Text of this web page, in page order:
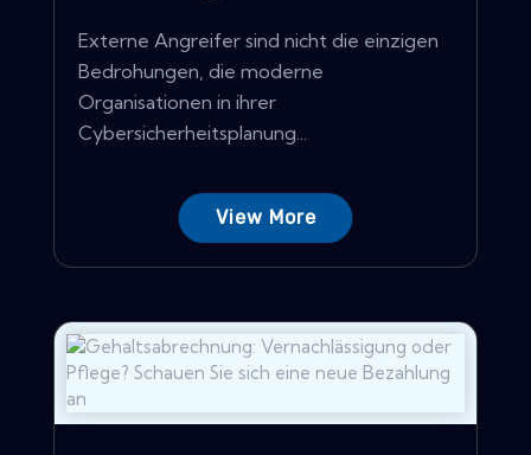
Externe Angreifer sind nicht die einzigen
Bedrohungen, die moderne
Organisationen in ihrer
Cybersicherheitsplanung...
View More